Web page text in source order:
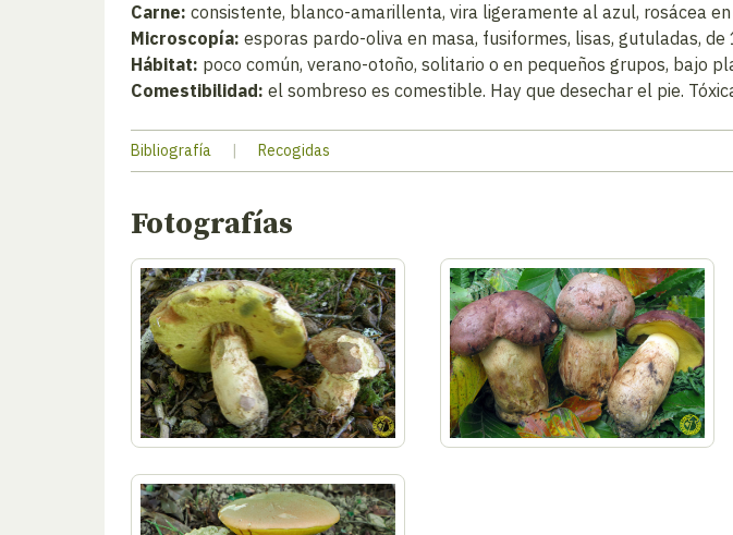
Carne: consistente, blanco-amarillenta, vira ligeramente al azul, rosácea
Microscopía: esporas pardo-oliva en masa, fusiformes, lisas, gutuladas,
Hábitat: poco común, verano-otoño, solitario o en pequeños grupos, bajo
Comestibilidad: el sombreso es comestible. Hay que desechar el pie.
Bibliografía | Recogidas
Fotografías